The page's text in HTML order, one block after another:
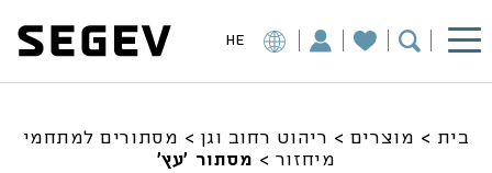
HE
בית > מוצרים > ריהוט רחוב וגן > מסתורים למתחמי
מיחזור > מסתור ‘עץ’